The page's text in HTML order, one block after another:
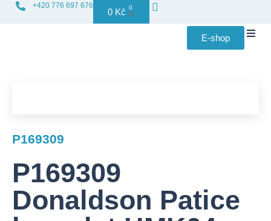
+420 776 697 676
0 Kč 0
E-shop
P169309
P169309
Donaldson Patice